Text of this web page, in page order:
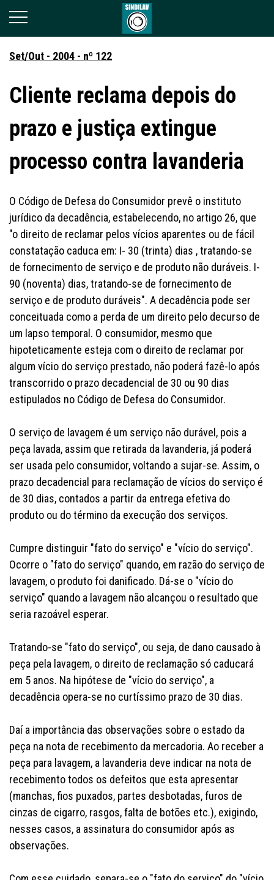
Set/Out - 2004 - nº 122
Cliente reclama depois do
prazo e justiça extingue
processo contra lavanderia
O Código de Defesa do Consumidor prevê o instituto
jurídico da decadência, estabelecendo, no artigo 26, que
"o direito de reclamar pelos vícios aparentes ou de fácil
constatação caduca em: I- 30 (trinta) dias , tratando-se
de fornecimento de serviço e de produto não duráveis. I-
90 (noventa) dias, tratando-se de fornecimento de
serviço e de produto duráveis". A decadência pode ser
conceituada como a perda de um direito pelo decurso de
um lapso temporal. O consumidor, mesmo que
hipoteticamente esteja com o direito de reclamar por
algum vício do serviço prestado, não poderá fazê-lo após
transcorrido o prazo decadencial de 30 ou 90 dias
estipulados no Código de Defesa do Consumidor.
O serviço de lavagem é um serviço não durável, pois a
peça lavada, assim que retirada da lavanderia, já poderá
ser usada pelo consumidor, voltando a sujar-se. Assim, o
prazo decadencial para reclamação de vícios do serviço é
de 30 dias, contados a partir da entrega efetiva do
produto ou do término da execução dos serviços.
Cumpre distinguir "fato do serviço" e "vício do serviço".
Ocorre o "fato do serviço" quando, em razão do serviço de
lavagem, o produto foi danificado. Dá-se o "vício do
serviço" quando a lavagem não alcançou o resultado que
seria razoável esperar.
Tratando-se "fato do serviço", ou seja, de dano causado à
peça pela lavagem, o direito de reclamação só caducará
em 5 anos. Na hipótese de "vício do serviço", a
decadência opera-se no curtíssimo prazo de 30 dias.
Daí a importância das observações sobre o estado da
peça na nota de recebimento da mercadoria. Ao receber a
peça para lavagem, a lavanderia deve indicar na nota de
recebimento todos os defeitos que esta apresentar
(manchas, fios puxados, partes desbotadas, furos de
cinzas de cigarro, rasgos, falta de botões etc.), exigindo,
nesses casos, a assinatura do consumidor após as
observações.